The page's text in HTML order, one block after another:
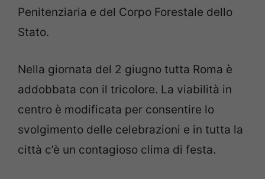
Penitenziaria e del Corpo Forestale dello
Stato.
Nella giornata del 2 giugno tutta Roma è
addobbata con il tricolore. La viabilità in
centro è modificata per consentire lo
svolgimento delle celebrazioni e in tutta la
città c’è un contagioso clima di festa.